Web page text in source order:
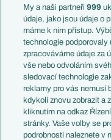
Témata
Představení týmů MS
EuroSkauting
PL v kostce
Evropské koeficienty
Přestupy
Přestupové spekulace
Zranění
Kluby
Arsenal FC
My a naši partneři999
údaje, jako jsou údaje o
máme k nim přístup.
technologie podporovaly
zpracováváme údaje za
vše nebo odvoláním
sledovací technologie
reklamy pro vás nemusí
kdykoli znovu zobrazit a
kliknutím na odkaz
stránky. Vaše volby se
podrobnosti naleznete v